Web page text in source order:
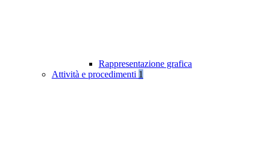
Rappresentazione grafica
Attività e procedimenti 1